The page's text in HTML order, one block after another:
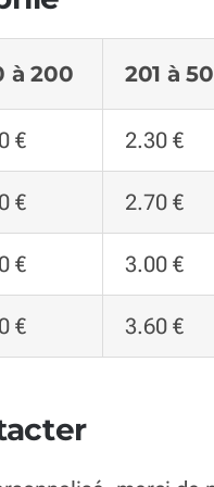
à 200 201 à
€ 2.30 €
€ 2.70 €
€ 3.00 €
€ 3.60 €